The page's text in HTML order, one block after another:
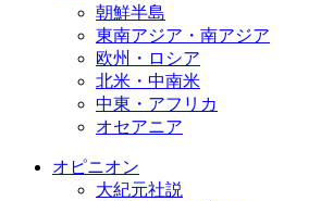
朝鮮半島
東南アジア・南アジア
欧州・ロシア
北米・中南米
中東・アフリカ
オセアニア
オピニオン
大紀元社説